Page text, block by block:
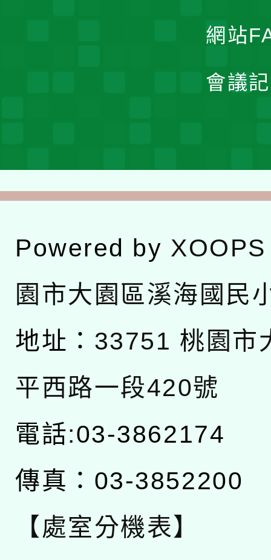
網站
會議
Powered by XOOPS
園市大園區溪海國民
地址： 33751 桃園市
平西路一段420號
電話:03-3862174
傳真：03-3852200
【處室分機表】